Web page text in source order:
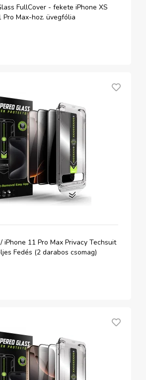
FullCover - fekete iPhone XS
Pro Max-hoz. üvegfólia
iPhone 11 Pro Max Privacy Techsuit
Fedés (2 darabos csomag)